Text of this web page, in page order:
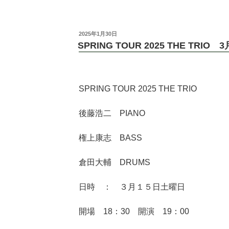
2025年1月30日
SPRING TOUR 2025 THE TRIO 3
SPRING TOUR 2025 THE TRIO
後藤浩二 PIANO
権上康志 BASS
倉田大輔 DRUMS
日時 ： ３月１５日土曜日
開場 18：30 開演 19：00